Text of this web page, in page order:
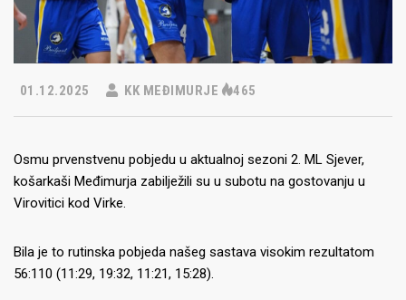
01.12.2025 KK MEĐIMURJE 465
Osmu prvenstvenu pobjedu u aktualnoj sezoni 2. ML Sjever,
košarkaši Međimurja zabilježili su u subotu na gostovanju u
Virovitici kod Virke.
Bila je to rutinska pobjeda našeg sastava visokim rezultatom
56:110 (11:29, 19:32, 11:21, 15:28).